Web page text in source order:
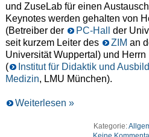
und ZuseLab für einen
Keynotes werden gehalten von
(Betreiber der
PC-Hall
der
seit kurzem Leiter des
ZIM an
Universität Wuppertal) und Herrn
(
Institut für Didaktik und
Medizin, LMU München).
Weiterlesen »
Kategorie: